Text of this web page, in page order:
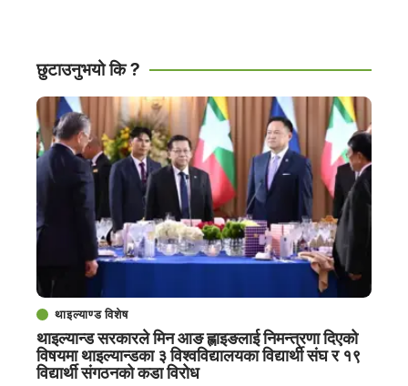
छुटाउनुभयो कि ?
थाइल्याण्ड विशेष
थाइल्यान्ड सरकारले मिन आङ ह्लाइङलाई निमन्त्रणा दिएको
विषयमा थाइल्यान्डका ३ विश्वविद्यालयका विद्यार्थी संघ र १९
विद्यार्थी संगठनको कडा विरोध